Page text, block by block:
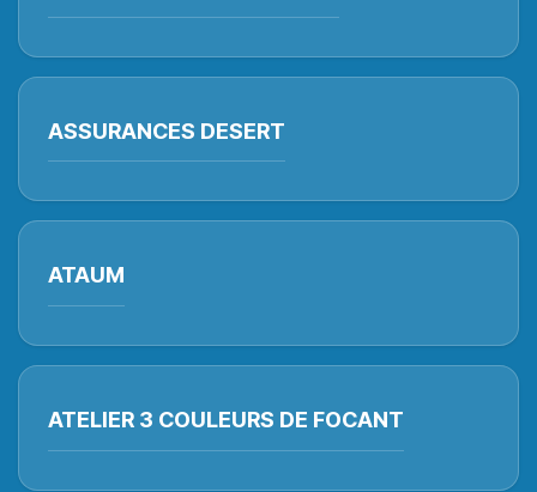
ASSURANCES DESERT
ATAUM
ATELIER 3 COULEURS DE FOCANT